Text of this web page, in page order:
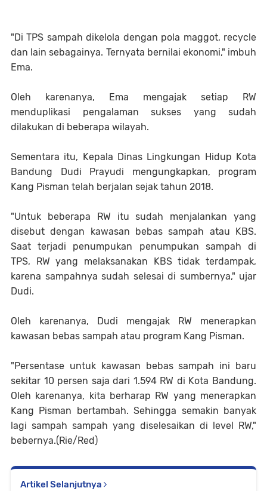
"Di TPS sampah dikelola dengan pola maggot, recycle
dan lain sebagainya. Ternyata bernilai ekonomi," imbuh
Ema.
Oleh karenanya, Ema mengajak setiap RW
menduplikasi pengalaman sukses yang sudah
dilakukan di beberapa wilayah.
Sementara itu, Kepala Dinas Lingkungan Hidup Kota
Bandung Dudi Prayudi mengungkapkan, program
Kang Pisman telah berjalan sejak tahun 2018.
"Untuk beberapa RW itu sudah menjalankan yang
disebut dengan kawasan bebas sampah atau KBS.
Saat terjadi penumpukan penumpukan sampah di
TPS, RW yang melaksanakan KBS tidak terdampak,
karena sampahnya sudah selesai di sumbernya," ujar
Dudi.
Oleh karenanya, Dudi mengajak RW menerapkan
kawasan bebas sampah atau program Kang Pisman.
"Persentase untuk kawasan bebas sampah ini baru
sekitar 10 persen saja dari 1.594 RW di Kota Bandung.
Oleh karenanya, kita berharap RW yang menerapkan
Kang Pisman bertambah. Sehingga semakin banyak
lagi sampah sampah yang diselesaikan di level RW,"
bebernya.(Rie/Red)
Artikel Selanjutnya